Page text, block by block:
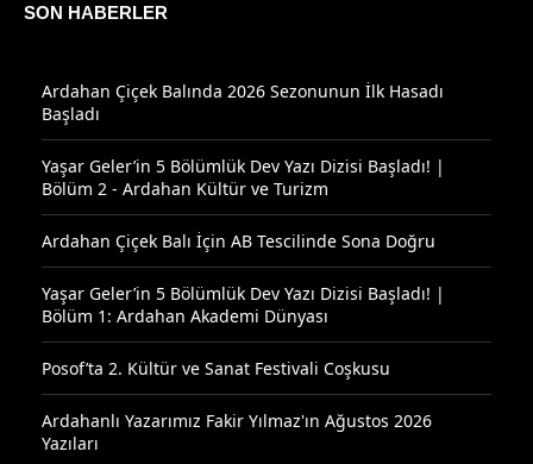
SON HABERLER
Ardahan Çiçek Balında 2026 Sezonunun İlk Hasadı
Başladı
Yaşar Geler’in 5 Bölümlük Dev Yazı Dizisi Başladı! |
Bölüm 2 - Ardahan Kültür ve Turizm
Ardahan Çiçek Balı İçin AB Tescilinde Sona Doğru
Yaşar Geler’in 5 Bölümlük Dev Yazı Dizisi Başladı! |
Bölüm 1: Ardahan Akademi Dünyası
Posof’ta 2. Kültür ve Sanat Festivali Coşkusu
Ardahanlı Yazarımız Fakir Yılmaz'ın Ağustos 2026
Yazıları